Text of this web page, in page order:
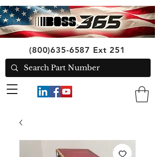
(800)635-6587 Ext 251